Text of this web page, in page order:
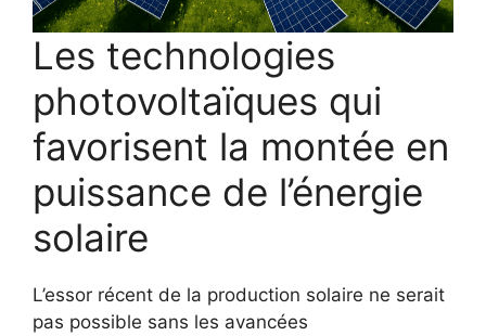
Les technologies
photovoltaïques qui
favorisent la montée en
puissance de l’énergie
solaire
L’essor récent de la production solaire ne serait
pas possible sans les avancées